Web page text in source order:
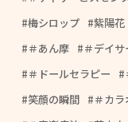
梅シロップ
紫陽花
＃あん摩
＃デイ
＃ドールセラピー
笑顔の瞬間
＃カラ